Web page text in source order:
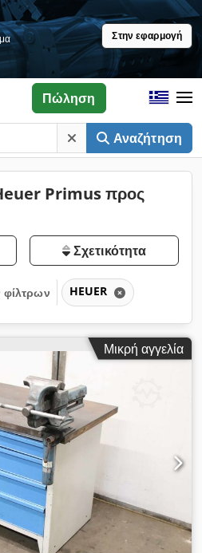
Στην εφαρμογή
Αναζήτηση
Πώληση
Primus προς
Σχετικότητα
HEUER
Μικρή αγγελία